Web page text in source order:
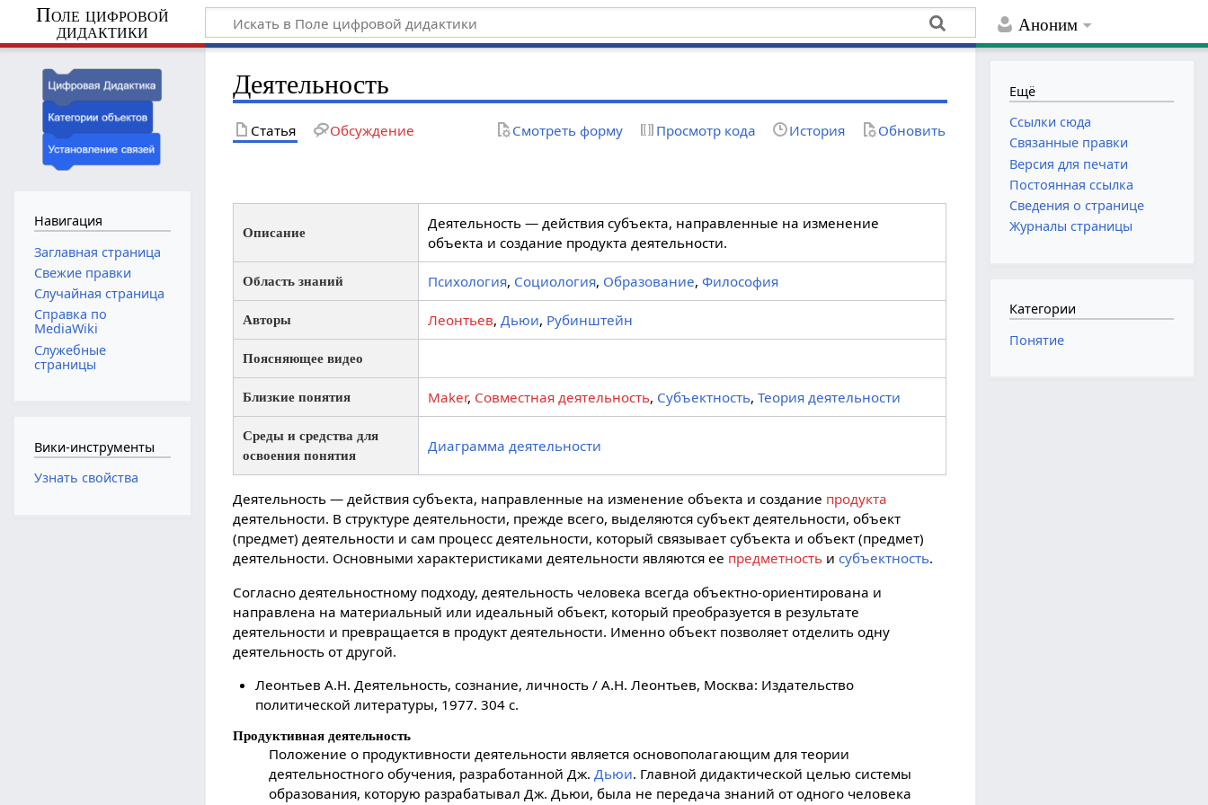
Аноним
Поле цифровой
дидактики
Деятельность
Статья Обсуждение Смотреть форму Просмотр кода История Обновить
Описание
Деятельность — действия субъекта, направленные на изменение
объекта и создание продукта деятельности.
Область знаний Психология, Социология, Образование,Философия
Авторы Леонтьев,Дьюи, Рубинштейн
Поясняющее видео
Близкие понятия Maker, Совместная деятельность, Субъектность,Теория деятельности
Среды и средства для
освоения понятия
Диаграмма деятельности
Деятельность — действия субъекта, направленные на изменение объекта и создание продукта
деятельности. В структуре деятельности, прежде всего, выделяются субъект деятельности, объект
(предмет) деятельности и сам процесс деятельности, который связывает субъекта и объект (предмет)
деятельности. Основными характеристиками деятельности являются ее предметность исубъектность.
Согласно деятельностному подходу, деятельность человека всегда объектно-ориентирована и
направлена на материальный или идеальный объект, который преобразуется в результате
деятельности и превращается в продукт деятельности. Именно объект позволяет отделить одну
деятельность от другой.
Леонтьев А.Н. Деятельность, сознание, личность / А.Н. Леонтьев, Москва: Издательство
политической литературы, 1977. 304 c.
Продуктивная деятельность
Положение о продуктивности деятельности является основополагающим для теории
деятельностного обучения, разработанной Дж.Дьюи. Главной дидактической целью системы
образования, которую разрабатывал Дж. Дьюи, была не передача знаний от одного человека
Навигация
Заглавная страница
Свежие правки
Случайная страница
Справка по
MediaWiki
Служебные
страницы
Вики-инструменты
Узнать свойства
Ещё
Ссылки сюда
Связанные правки
Версия для печати
Постоянная ссылка
Сведения о странице
Журналы страницы
Категории
Понятие